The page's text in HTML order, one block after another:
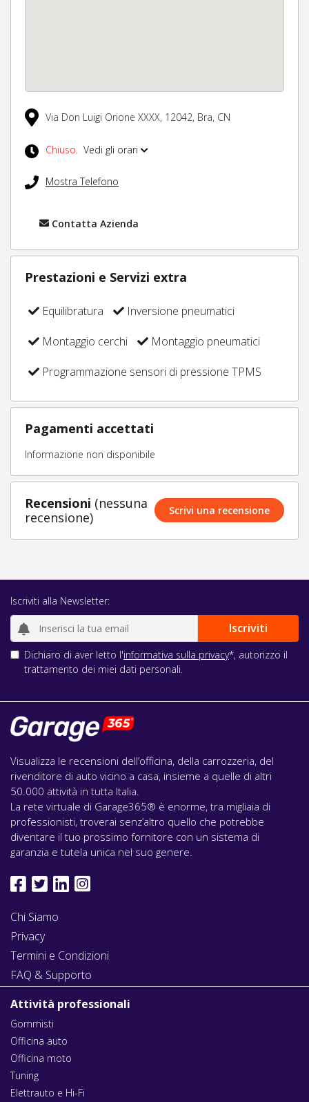
Via Don Luigi Orione XXXX, 12042, Bra, CN
Chiuso. Vedi gli orari
Mostra Telefono
Contatta Azienda
Prestazioni e Servizi extra
Equilibratura
Inversione pneumatici
Montaggio cerchi
Montaggio pneumatici
Programmazione sensori di pressione TPMS
Pagamenti accettati
Informazione non disponibile
Recensioni (nessuna
recensione)
Scrivi una recensione
Iscriviti alla Newsletter:
Dichiaro di aver letto l'informativa sulla privacy*, autorizzo il
trattamento dei miei dati personali.
Visualizza le recensioni dell’officina, della carrozzeria, del
rivenditore di auto vicino a casa, insieme a quelle di altri
50.000 attività in tutta Italia.
La rete virtuale di Garage365® è enorme, tra migliaia di
professionisti, troverai senz’altro quello che potrebbe
diventare il tuo prossimo fornitore con un sistema di
garanzia e tutela unica nel suo genere.
Chi Siamo
Privacy
Termini e Condizioni
FAQ & Supporto
Attività professionali
Gommisti
Officina auto
Officina moto
Tuning
Elettrauto e Hi-Fi